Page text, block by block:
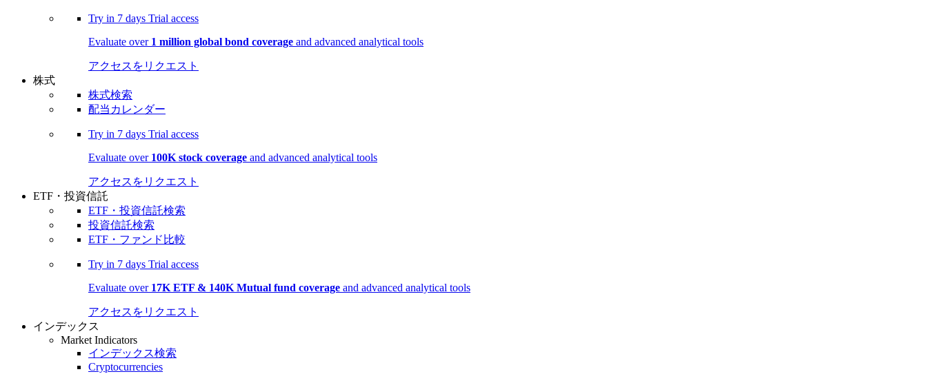
Try in 7 days Trial access
Evaluate over 1 million global bond coverage and advanced analytical tools
アクセスをリクエスト
株式
株式検索
配当カレンダー
Try in 7 days Trial access
Evaluate over 100K stock coverage and advanced analytical tools
アクセスをリクエスト
ETF・投資信託
ETF・投資信託検索
投資信託検索
ETF・ファンド比較
Try in 7 days Trial access
Evaluate over 17K ETF & 140K Mutual fund coverage and advanced analytical tools
アクセスをリクエスト
インデックス
Market Indicators
インデックス検索
Cryptocurrencies